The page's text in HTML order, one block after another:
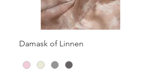
Damask of Linnen